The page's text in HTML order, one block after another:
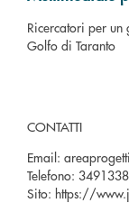
Ricercatori per
Golfo di Taranto
CONTATTI
Email:
Telefono:
Sito: https://